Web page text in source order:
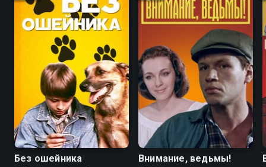
6.7 4.6
Без ошейника
5.6
Внимание, ведьмы!